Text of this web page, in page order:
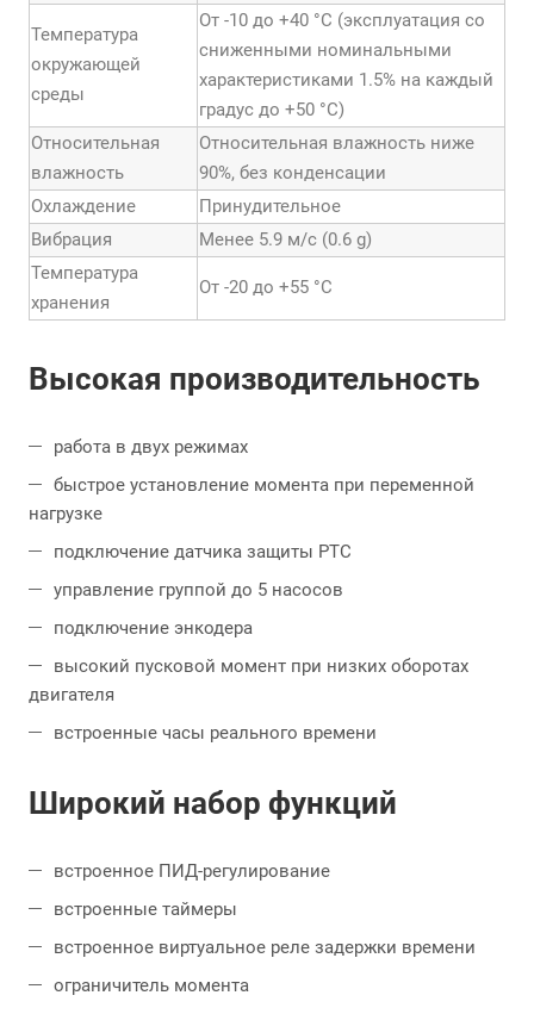
Температура
окружающей
среды
От -10 до +40 °С (эксплуатация со
сниженными номинальными
характеристиками 1.5% на каждый
градус до +50 °С)
Относительная
влажность
Относительная влажность ниже
90%, без конденсации
Охлаждение
Принудительное
Вибрация
Менее 5.9 м/с (0.6 g)
Температура
хранения
От -20 до +55 °С
Высокая производительность
работа в двух режимах
быстрое установление момента при переменной
нагрузке
подключение датчика защиты PTC
управление группой до 5 насосов
подключение энкодера
высокий пусковой момент при низких оборотах
двигателя
встроенные часы реального времени
Широкий набор функций
встроенное ПИД-регулирование
встроенные таймеры
встроенное виртуальное реле задержки времени
ограничитель момента